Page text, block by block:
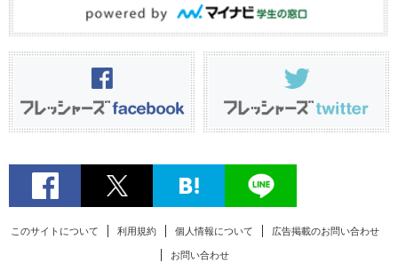
このサイトについて 利用規約 個人情報について 広告掲載のお問い合わせ
お問い合わせ